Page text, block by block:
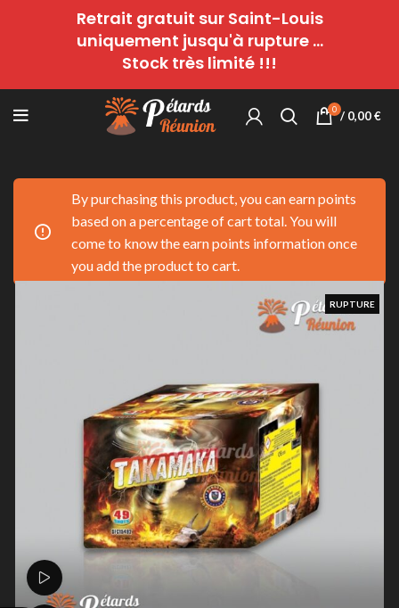
0 / 0,00€
By purchasing this product, you can earn points
based on a percentage of cart total. You will
come to know the earn points information once
you add the product to cart.
RUPTURE
Retrait gratuit sur Saint-Louis
uniquement jusqu'à rupture ...
Stock très limité !!!